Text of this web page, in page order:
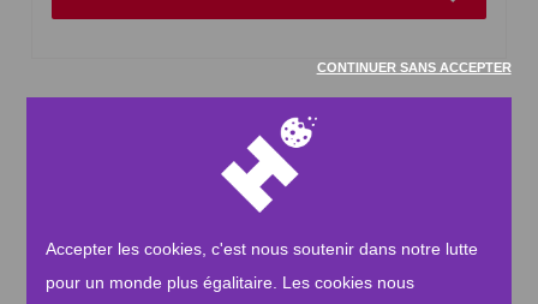
CONTINUER SANS ACCEPTER
Accepter les cookies, c'est nous soutenir dans notre lutte
pour un monde plus égalitaire. Les cookies nous
Avez-vous raté un jour de jeûne l'an dernier ?
Compensez vos jours avec la fidya
Vous avez raté un jour de jeûne l'an dernier, parce que vous
Il est toujours préférable de rattraper ses jours de jeûne, mais